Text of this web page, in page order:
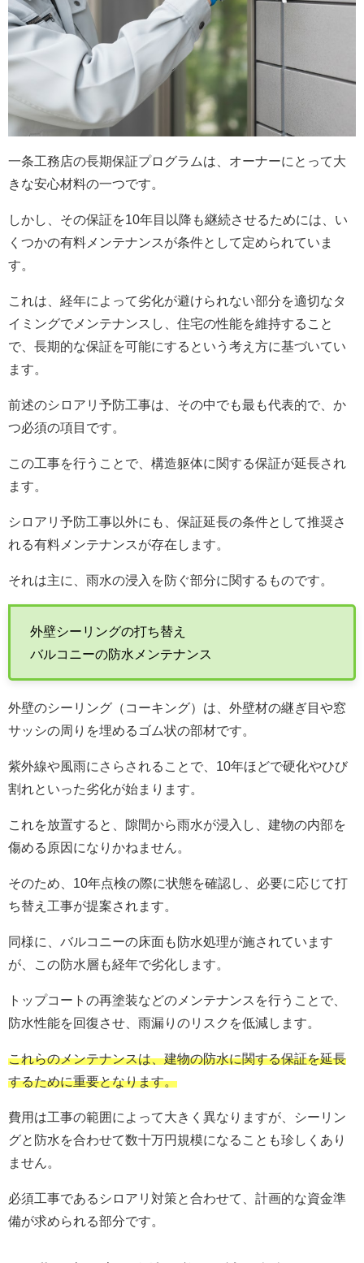
一条工務店の長期保証プログラムは、オーナーにとって大
きな安心材料の一つです。
しかし、その保証を10年目以降も継続させるためには、い
くつかの有料メンテナンスが条件として定められていま
す。
これは、経年によって劣化が避けられない部分を適切なタ
イミングでメンテナンスし、住宅の性能を維持すること
で、長期的な保証を可能にするという考え方に基づいてい
ます。
前述のシロアリ予防工事は、その中でも最も代表的で、か
つ必須の項目です。
この工事を行うことで、構造躯体に関する保証が延長され
ます。
シロアリ予防工事以外にも、保証延長の条件として推奨さ
れる有料メンテナンスが存在します。
それは主に、雨水の浸入を防ぐ部分に関するものです。
外壁シーリングの打ち替え
バルコニーの防水メンテナンス
外壁のシーリング（コーキング）は、外壁材の継ぎ目や窓
サッシの周りを埋めるゴム状の部材です。
紫外線や風雨にさらされることで、10年ほどで硬化やひび
割れといった劣化が始まります。
これを放置すると、隙間から雨水が浸入し、建物の内部を
傷める原因になりかねません。
そのため、10年点検の際に状態を確認し、必要に応じて打
ち替え工事が提案されます。
同様に、バルコニーの床面も防水処理が施されています
が、この防水層も経年で劣化します。
トップコートの再塗装などのメンテナンスを行うことで、
防水性能を回復させ、雨漏りのリスクを低減します。
これらのメンテナンスは、建物の防水に関する保証を延長
するために重要となります。
費用は工事の範囲によって大きく異なりますが、シーリン
グと防水を合わせて数十万円規模になることも珍しくあり
ません。
必須工事であるシロアリ対策と合わせて、計画的な資金準
備が求められる部分です。